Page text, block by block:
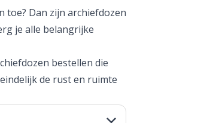
toe? Dan zijn archiefdozen
je alle belangrijke
bestellen die
de rust en ruimte